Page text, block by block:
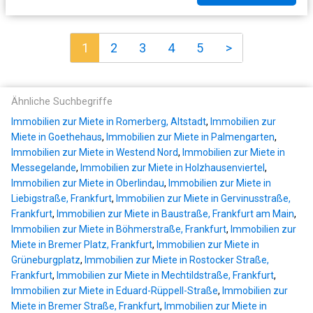
1 2 3 4 5 >
Ähnliche Suchbegriffe
Immobilien zur Miete in Romerberg, Altstadt, Immobilien zur
Miete in Goethehaus, Immobilien zur Miete in Palmengarten,
Immobilien zur Miete in Westend Nord, Immobilien zur Miete in
Messegelande, Immobilien zur Miete in Holzhausenviertel ,
Immobilien zur Miete in Oberlindau, Immobilien zur Miete in
Liebigstraße, Frankfurt, Immobilien zur Miete in Gervinusstraße,
Frankfurt, Immobilien zur Miete in Baustraße, Frankfurt am Main,
Immobilien zur Miete in Böhmerstraße, Frankfurt, Immobilien zur
Miete in Bremer Platz, Frankfurt, Immobilien zur Miete in
Grüneburgplatz, Immobilien zur Miete in Rostocker Straße,
Frankfurt, Immobilien zur Miete in Mechtildstraße, Frankfurt,
Immobilien zur Miete in Eduard-Rüppell-Straße, Immobilien zur
Miete in Bremer Straße, Frankfurt, Immobilien zur Miete in